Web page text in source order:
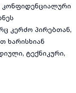
კერძო პირებთან,
ხარისხიან
ტექნიკური,